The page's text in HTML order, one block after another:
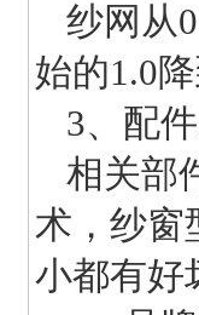
纱网从
始的1.0
3、配
相关部
术，纱窗
小都有好